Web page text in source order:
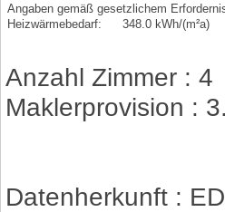
Angaben gemäß gesetzlichem
Heizwärmebedarf:
348.0 kWh/(m²a)
Anzahl Zimmer : 4
Maklerprovision :
Datenherkunft :